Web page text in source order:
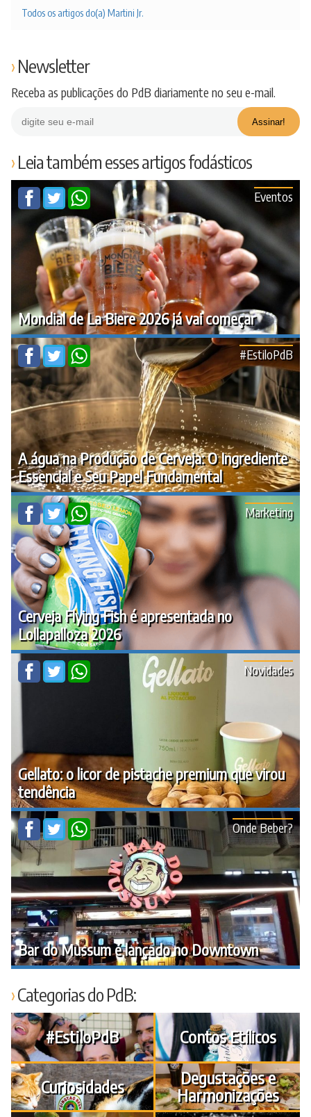
Todos os artigos do(a) Martini Jr.
Newsletter
Receba as publicações do PdB diariamente no seu e-mail.
Leia também esses artigos fodásticos
Mondial de La Biere 2026 já vai começar
Eventos
A água na Produção de Cerveja: O Ingrediente
Essencial e Seu Papel Fundamental
#EstiloPdB
Cerveja Flying Fish é apresentada no
Lollapalloza 2026
Marketing
Gellato: o licor de pistache premium que virou
tendência
Novidades
Bar do Mussum é lançado no Downtown
Onde Beber?
Categorias do PdB:
#EstiloPdB Contos Etílicos
Curiosidades
Degustações e
Harmonizações